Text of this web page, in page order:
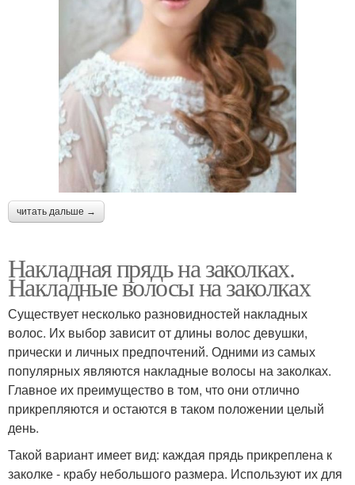
читать дальше →
Накладная прядь на заколках.
Накладные волосы на заколках
Существует несколько разновидностей накладных
волос. Их выбор зависит от длины волос девушки,
прически и личных предпочтений. Одними из самых
популярных являются накладные волосы на заколках.
Главное их преимущество в том, что они отлично
прикрепляются и остаются в таком положении целый
день.
Такой вариант имеет вид: каждая прядь прикреплена к
заколке - крабу небольшого размера. Используют их для